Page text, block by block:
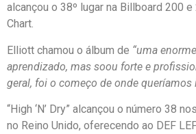
alcançou o 38º lugar na Billboard 200 e
Chart.
Elliott chamou o álbum de “uma
aprendizado, mas soou forte e
geral, foi o começo de onde queríamos
“High ‘N’ Dry” alcançou o número 38
no Reino Unido, oferecendo ao DEF